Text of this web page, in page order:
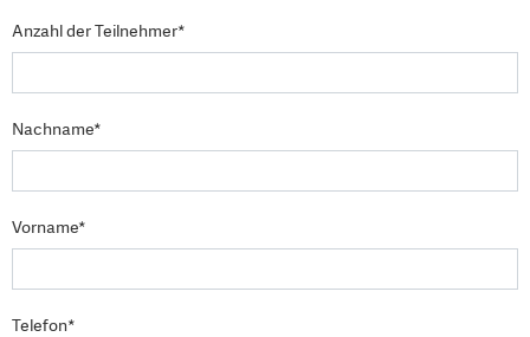
Anzahl der Teilnehmer*
Nachname*
Vorname*
Telefon*